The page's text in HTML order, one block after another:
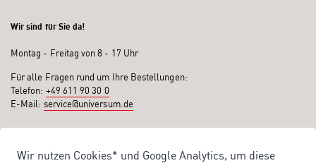
Wir nutzen Cookies* und Google Analytics, um diese
Wir sind für Sie da!
Montag - Freitag von 8 - 17 Uhr
Für alle Fragen rund um Ihre Bestellungen:
Telefon: +49 611 90 30 0
E-Mail: service@universum.de